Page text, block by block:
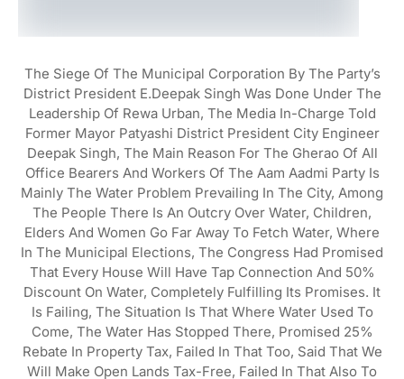
The Siege Of The Municipal Corporation By The Party’s
District President E.Deepak Singh Was Done Under The
Leadership Of Rewa Urban, The Media In-Charge Told
Former Mayor Patyashi District President City Engineer
Deepak Singh, The Main Reason For The Gherao Of All
Office Bearers And Workers Of The Aam Aadmi Party Is
Mainly The Water Problem Prevailing In The City, Among
The People There Is An Outcry Over Water, Children,
Elders And Women Go Far Away To Fetch Water, Where
In The Municipal Elections, The Congress Had Promised
That Every House Will Have Tap Connection And 50%
Discount On Water, Completely Fulfilling Its Promises. It
Is Failing, The Situation Is That Where Water Used To
Come, The Water Has Stopped There, Promised 25%
Rebate In Property Tax, Failed In That Too, Said That We
Will Make Open Lands Tax-Free, Failed In That Also To